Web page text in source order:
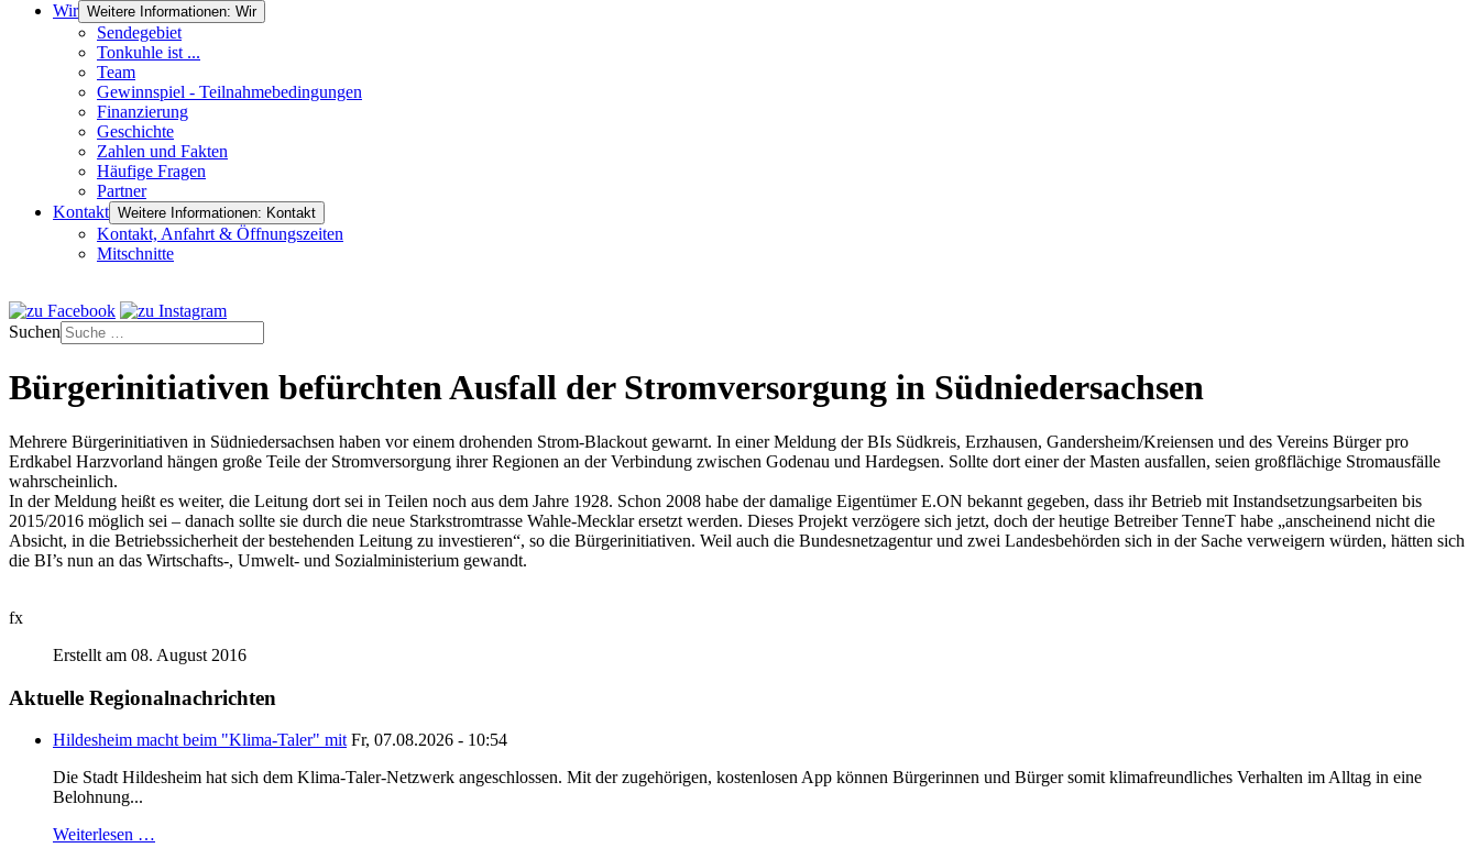
Wir Weitere Informationen: Wir
Sendegebiet
Tonkuhle ist ...
Team
Gewinnspiel - Teilnahmebedingungen
Finanzierung
Geschichte
Zahlen und Fakten
Häufige Fragen
Partner
Kontakt Weitere Informationen: Kontakt
Kontakt, Anfahrt & Öffnungszeiten
Mitschnitte
Suchen
Bürgerinitiativen befürchten Ausfall der Stromversorgung in Südniedersachsen
Mehrere Bürgerinitiativen in Südniedersachsen haben vor einem drohenden Strom-Blackout gewarnt. In einer Meldung der BIs Südkreis, Erzhausen, Gandersheim/Kreiensen und des Vereins Bürger pro
Erdkabel Harzvorland hängen große Teile der Stromversorgung ihrer Regionen an der Verbindung zwischen Godenau und Hardegsen. Sollte dort einer der Masten ausfallen, seien großflächige Stromausfälle
wahrscheinlich.
In der Meldung heißt es weiter, die Leitung dort sei in Teilen noch aus dem Jahre 1928. Schon 2008 habe der damalige Eigentümer E.ON bekannt gegeben, dass ihr Betrieb mit Instandsetzungsarbeiten bis
2015/2016 möglich sei – danach sollte sie durch die neue Starkstromtrasse Wahle-Mecklar ersetzt werden. Dieses Projekt verzögere sich jetzt, doch der heutige Betreiber TenneT habe „anscheinend nicht die
Absicht, in die Betriebssicherheit der bestehenden Leitung zu investieren“, so die Bürgerinitiativen. Weil auch die Bundesnetzagentur und zwei Landesbehörden sich in der Sache verweigern würden, hätten sich
die BI’s nun an das Wirtschafts-, Umwelt- und Sozialministerium gewandt.
fx
Erstellt am 08. August 2016
Aktuelle Regionalnachrichten
Hildesheim macht beim "Klima-Taler" mit Fr, 07.08.2026 - 10:54
Die Stadt Hildesheim hat sich dem Klima-Taler-Netzwerk angeschlossen. Mit der zugehörigen, kostenlosen App können Bürgerinnen und Bürger somit klimafreundliches Verhalten im Alltag in eine
Belohnung...
Weiterlesen …